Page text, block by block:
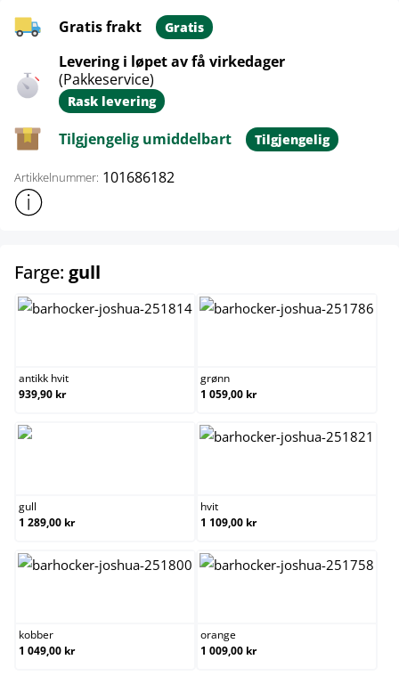
Gratis frakt Gratis
Levering i løpet av få virkedager
(Pakkeservice)
Rask levering
Tilgjengelig umiddelbart Tilgjengelig
Artikkelnummer: 101686182
Vis mer produktinformasjon
Farge: gull
antikk hvit
939,90 kr
grønn
1 059,00 kr
gull
1 289,00 kr
hvit
1 109,00 kr
kobber
1 049,00 kr
orange
1 009,00 kr